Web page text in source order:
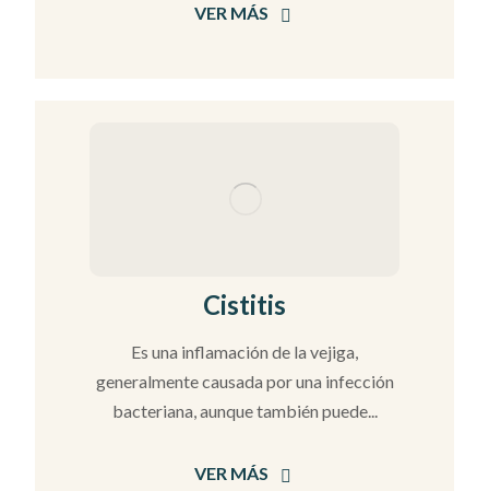
VER MÁS
Cistitis
Es una inflamación de la vejiga,
generalmente causada por una infección
bacteriana, aunque también puede...
VER MÁS